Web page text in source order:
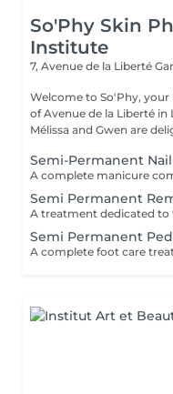
So'Phy Skin
Institute
7, Avenue de la Liberté
Welcome to So'Phy,
of Avenue de la Liberté in
Mélissa and Gwen are
Semi-Permanent
Semi Permanent
Semi Permanent